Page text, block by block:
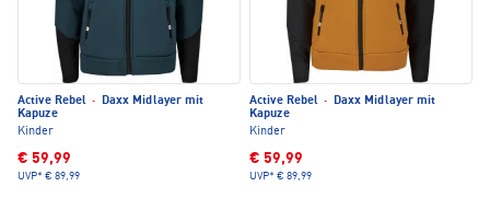
Active Rebel ·
Daxx Midlayer mit
Kapuze
Kinder
€ 59,99
UVP* € 89,99
Active Rebel ·
Daxx Midlayer mit
Kapuze
Kinder
€ 59,99
UVP* € 89,99